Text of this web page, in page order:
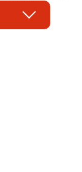
神戸市中央区）
す。さらに、